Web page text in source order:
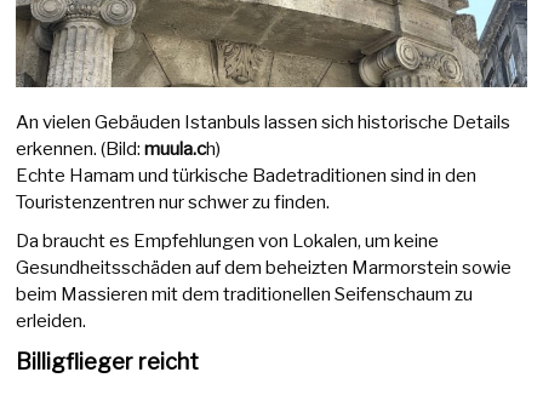
An vielen Gebäuden Istanbuls lassen sich historische Details
erkennen. (Bild:muula.ch)
Echte Hamam und türkische Badetraditionen sind in den
Touristenzentren nur schwer zu finden.
Da braucht es Empfehlungen von Lokalen, um keine
Gesundheitsschäden auf dem beheizten Marmorstein sowie
beim Massieren mit dem traditionellen Seifenschaum zu
erleiden.
Billigflieger reicht